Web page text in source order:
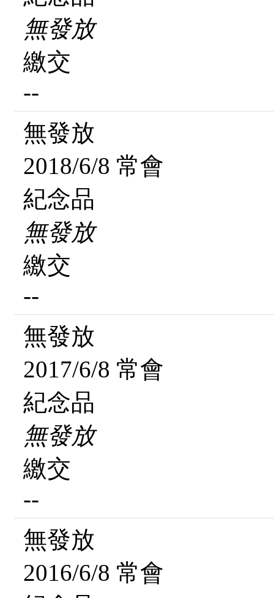
無發放
繳交
--
無發放
2018/6/8 常會
紀念品
無發放
繳交
--
無發放
2017/6/8 常會
紀念品
無發放
繳交
--
無發放
2016/6/8 常會